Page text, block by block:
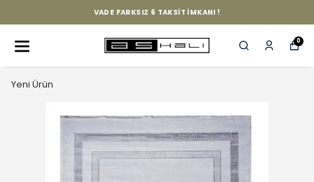
VADE FARKSIZ 6 TAKSİT İMKANI !
0
Yeni Ürün